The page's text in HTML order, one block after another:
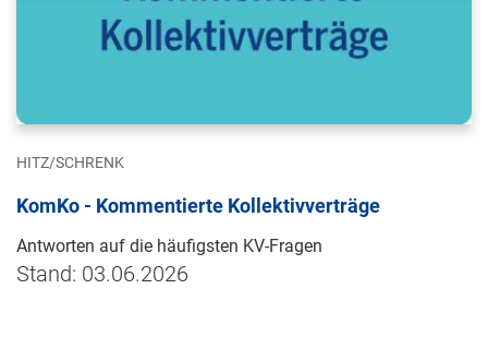
HITZ/SCHRENK
KomKo - Kommentierte Kollektivverträge
Antworten auf die häufigsten KV-Fragen
Stand: 03.06.2026